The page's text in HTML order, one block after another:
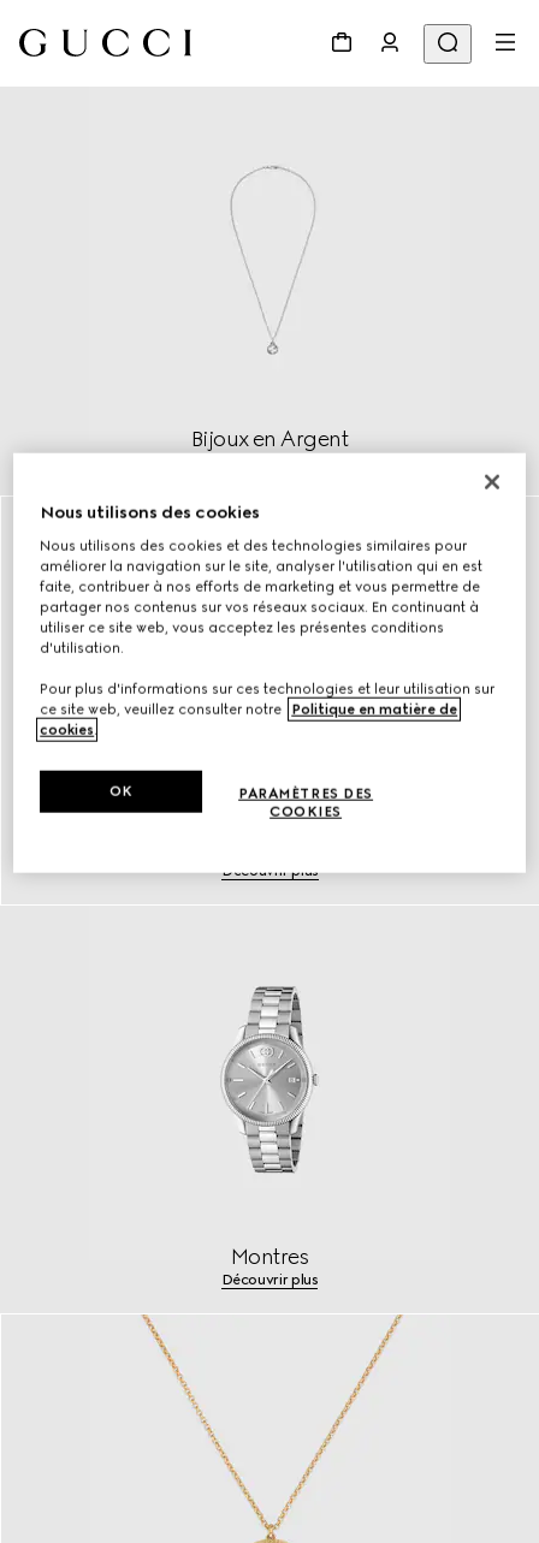
Bijoux en Argent
Découvrir plus
Montres
Découvrir plus
Nous utilisons des cookies
Nous utilisons des cookies et des technologies similaires pour
améliorer la navigation sur le site, analyser l'utilisation qui en est
faite, contribuer à nos efforts de marketing et vous permettre de
partager nos contenus sur vos réseaux sociaux. En continuant à
utiliser ce site web, vous acceptez les présentes conditions
d'utilisation.
Pour plus d'informations sur ces technologies et leur utilisation sur
ce site web, veuillez consulter notre
Politique en matière de
cookies.
PARAMÈTRES DES
COOKIES
OK